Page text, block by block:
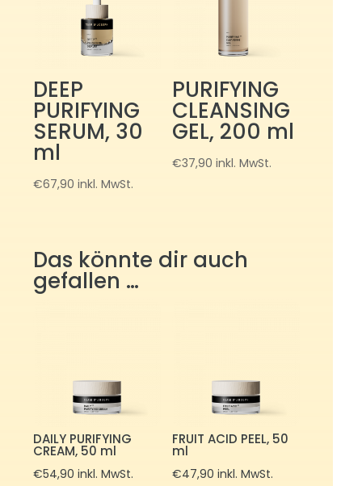
DEEP
PURIFYING
SERUM, 30
ml
€67,90 inkl. MwSt.
PURIFYING
CLEANSING
GEL, 200 ml
€37,90 inkl. MwSt.
Das könnte dir auch
gefallen …
DAILY PURIFYING
CREAM, 50 ml
€54,90 inkl. MwSt.
FRUIT ACID PEEL, 50
ml
€47,90 inkl. MwSt.